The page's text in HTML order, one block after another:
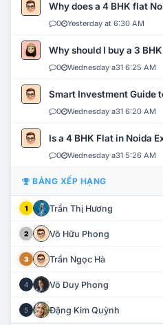
Why does a 4 BHK flat
0 Yesterday at 6:30 AM
Why should I buy a 3
0 Wednesday a31 6:25 AM
Smart Investment Guide
0 Wednesday a31 6:20 AM
Is a 4 BHK Flat in Noida
0 Wednesday a31 5:26 AM
BẢNG XẾP HẠNG
1 Trần Thị Hương
2 Võ Hữu Phong
3 Trần Ngọc Hà
4 Võ Duy Phong
5 Đặng Kim Quỳnh